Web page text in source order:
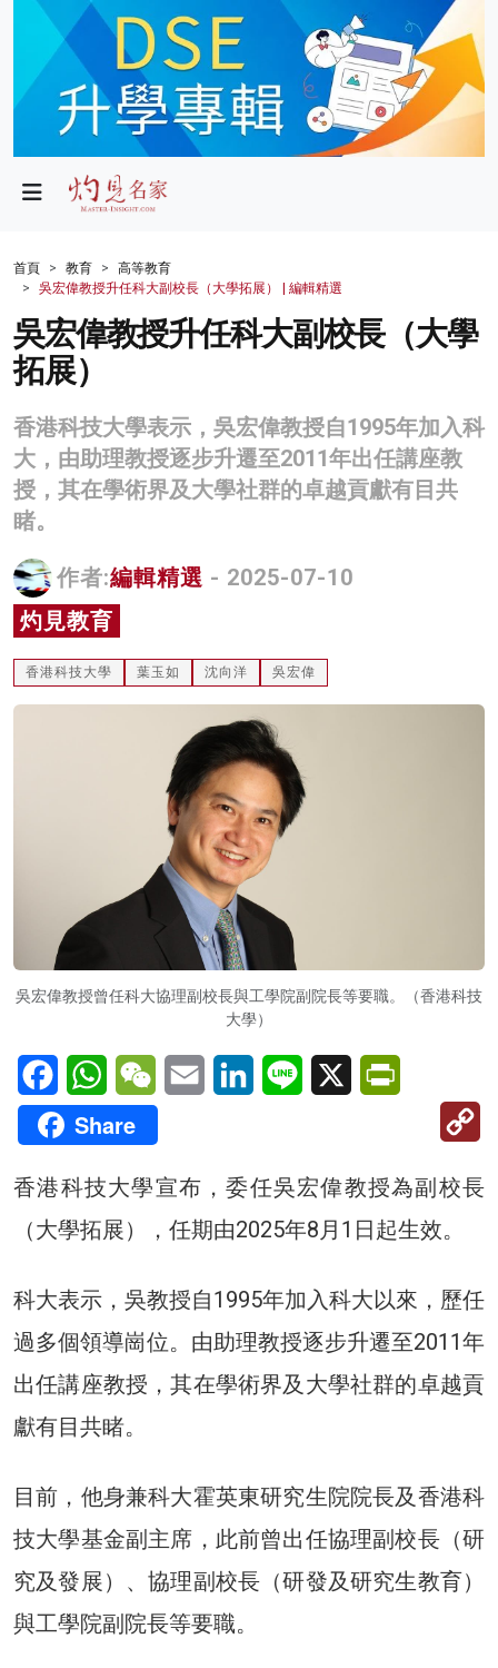
政局
財經
生活
健康
商業
科技
影片
名家榜
灼見活動
關於我們
首頁 教育
高等教育
吳宏偉教授升任科大副校長（大學拓展） | 編輯精選
吳宏偉教授升任科大副校長（大學
拓展）
香港科技大學表示，吳宏偉教授自1995年加入科
大，由助理教授逐步升遷至2011年出任講座教
授，其在學術界及大學社群的卓越貢獻有目共
睹。
作者:編輯精選 - 2025-07-10
灼見教育
香港科技大學 葉玉如 沈向洋 吳宏偉
吳宏偉教授曾任科大協理副校長與工學院副院長等要職。（香港科技
大學）
FacebookWhatsAppWeChatEmail LinkedInLine X
Share
香港科技大學宣布，委任吳宏偉教授為副校長
（大學拓展），任期由2025年8月1日起生效。
科大表示，吳教授自1995年加入科大以來，歷任
過多個領導崗位。由助理教授逐步升遷至2011年
出任講座教授，其在學術界及大學社群的卓越貢
獻有目共睹。
目前，他身兼科大霍英東研究生院院長及香港科
技大學基金副主席，此前曾出任協理副校長（研
究及發展）、協理副校長（研發及研究生教育）
與工學院副院長等要職。